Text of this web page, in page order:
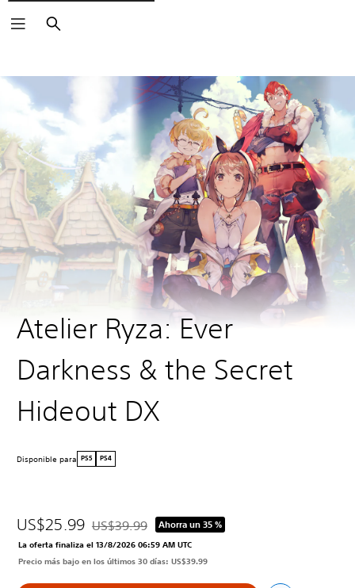
Buscar
Atelier Ryza: Ever
Darkness & the Secret
Hideout DX
Disponible para PS5 PS4
US$25.99 Rebajado del precio original de US$39.99
US$39.99 Ahorra un 35 %
La oferta finaliza el 13/8/2026 06:59 AM UTC
Precio más bajo en los últimos 30 días: US$39.99